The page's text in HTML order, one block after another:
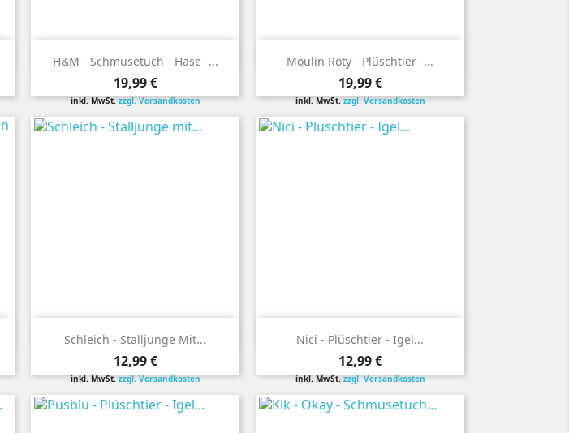
H&M - Schmusetuch - Hase -...
Preis
19,99 €
inkl. MwSt.zzgl. Versandkosten
 Vorschau Moulin Roty - Plüschtier -...
Preis
19,99 €
inkl. MwSt.zzgl. Versandkosten
 Vorschau
Schleich - Stalljunge Mit...
Preis
12,99 €
inkl. MwSt.zzgl. Versandkosten
 Vorschau Nici - Plüschtier - Igel...
Preis
12,99 €
inkl. MwSt.zzgl. Versandkosten
 Vorschau